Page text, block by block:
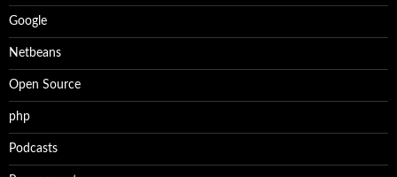
Google
Netbeans
Open Source
php
Podcasts